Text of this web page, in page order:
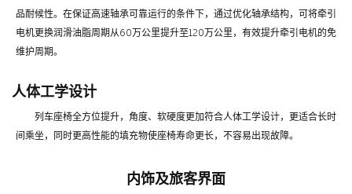
品耐候性。在保证高速轴承可靠运行的条件下，通过优化轴承结构，可将牵引
电机更换润滑油脂周期从60万公里提升至120万公里，有效提升牵引电机的免
维护周期。
人体工学设计
列车座椅全方位提升，角度、软硬度更加符合人体工学设计，更适合长时
间乘坐，同时更高性能的填充物使座椅寿命更长，不容易出现故障。
内饰及旅客界面